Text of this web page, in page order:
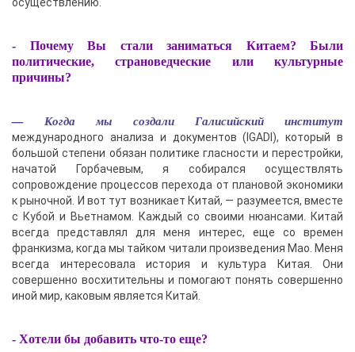
- Почему Вы стали заниматься Китаем? Были
политические, страноведческие или культурные
причины?
— Когда мы создали Галисийский институт
международного анализа и документов (IGADI), который в
большой степени обязан политике гласности и перестройки,
начатой Горбачевым, я собирался осуществлять
сопровождение процессов перехода от плановой экономики
к рыночной. И вот тут возникает Китай, — разумеется, вместе
с Кубой и Вьетнамом. Каждый со своими нюансами. Китай
всегда представлял для меня интерес, еще со времен
франкизма, когда мы тайком читали произведения Мао. Меня
всегда интересовала история и культура Китая. Они
совершенно восхитительны и помогают понять совершенно
иной мир, каковым является Китай.
- Хотели бы добавить что-то еще?